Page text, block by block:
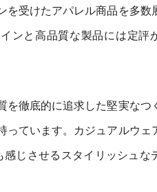
を受けたアパレル商品を多数
ンと高品質な製品には定評
を徹底的に追求した堅実なつ
っています。カジュアルウェ
じさせるスタイリッシュな